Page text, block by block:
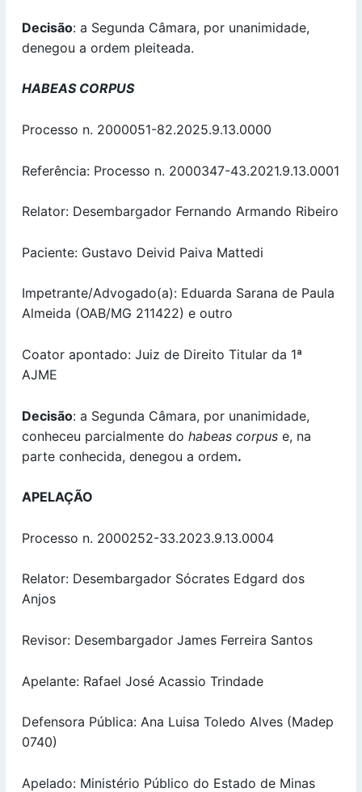
Decisão: a Segunda Câmara, por unanimidade,
denegou a ordem pleiteada.
HABEAS CORPUS
Processo n. 2000051-82.2025.9.13.0000
Referência: Processo n. 2000347-43.2021.9.13.0001
Relator: Desembargador Fernando Armando Ribeiro
Paciente: Gustavo Deivid Paiva Mattedi
Impetrante/Advogado(a): Eduarda Sarana de Paula
Almeida (OAB/MG 211422) e outro
Coator apontado: Juiz de Direito Titular da 1ª
AJME
Decisão: a Segunda Câmara, por unanimidade,
conheceu parcialmente dohabeas corpus e, na
parte conhecida, denegou a ordem.
APELAÇÃO
Processo n. 2000252-33.2023.9.13.0004
Relator: Desembargador Sócrates Edgard dos
Anjos
Revisor: Desembargador James Ferreira Santos
Apelante: Rafael José Acassio Trindade
Defensora Pública: Ana Luisa Toledo Alves (Madep
0740)
Apelado: Ministério Público do Estado de Minas